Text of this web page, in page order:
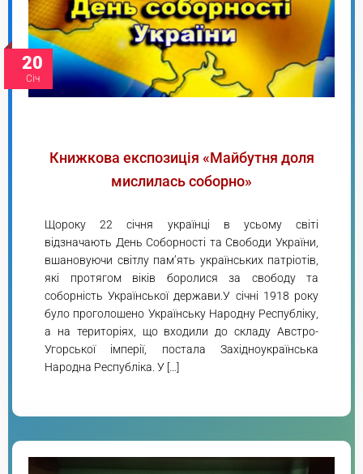
20
Січ
Книжкова експозиція «Майбутня доля
мислилась соборно»
Щороку 22 січня українці в усьому світі
відзначають День Соборності та Свободи України,
вшановуючи світлу пам’ять українських патріотів,
які протягом віків боролися за свободу та
соборність Української держави.У січні 1918 року
було проголошено Українську Народну Республіку,
а на територіях, що входили до складу Австро-
Угорської імперії, постала Західноукраїнська
Народна Республіка. У […]